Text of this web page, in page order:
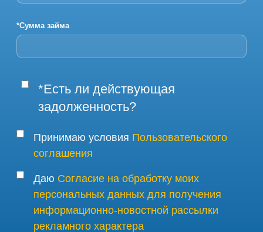
*Сумма займа
*Есть ли действующая
задолженность?
Принимаю условия Пользовательского
соглашения
Даю Согласие на обработку моих
персональных данных для получения
информационно-новостной рассылки
рекламного характера